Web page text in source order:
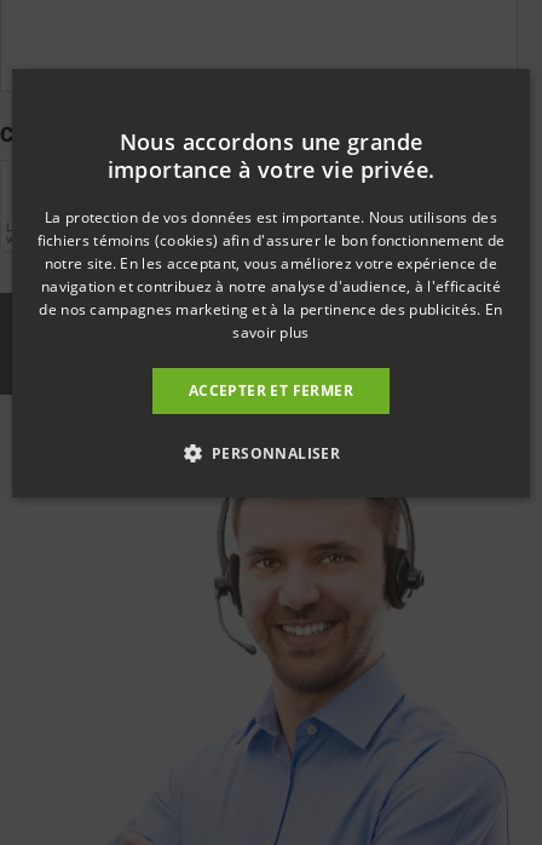
M'INTÉRESSENT
CAPTCHA
Nous accordons une grande
importance à votre vie privée.
La protection de vos données est importante. Nous utilisons des
fichiers témoins (cookies) afin d'assurer le bon fonctionnement de
notre site. En les acceptant, vous améliorez votre expérience de
navigation et contribuez à notre analyse d'audience, à l'efficacité
de nos campagnes marketing et à la pertinence des publicités. En
savoir plus
ACCEPTER ET FERMER
PERSONNALISER